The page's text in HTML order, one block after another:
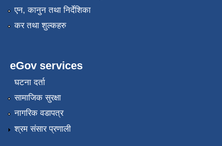
एन, कानुन तथा निर्देशिका
कर तथा शुल्कहरु
eGov services
घटना दर्ता
सामाजिक सुरक्षा
नागरिक वडापत्र
श्रम संसार प्रणाली